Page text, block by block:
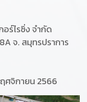
อร์ไรซิ่ง จำกัด
จ. สมุทรปราการ
ศจิกายน 2566